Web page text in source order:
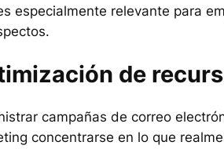
especialmente relevante para
de
campañas de correo
concentrarse en lo que